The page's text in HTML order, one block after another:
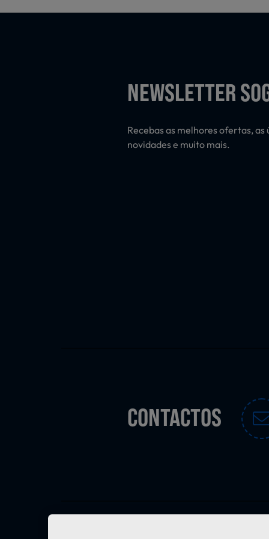
NEWSLETTER
Recebas as melhores ofertas, as
novidades e muito mais.
CONTACTOS